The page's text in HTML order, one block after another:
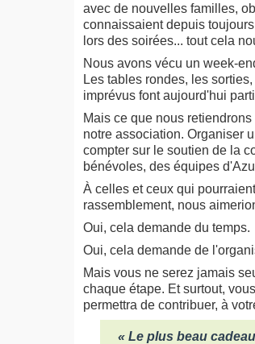
avec de nouvelles familles,
connaissaient depuis
lors des soirées... tout cela
Nous avons vécu un week-
Les tables rondes, les
imprévus font aujourd'hui
Mais ce que nous
notre association. Organiser
compter sur le soutien de la
bénévoles, des équipes
À celles et ceux qui
rassemblement, nous
Oui, cela demande du temps.
Oui, cela demande de
Mais vous ne serez jamais
chaque étape. Et surtout,
permettra de contribuer, à
« Le plus beau